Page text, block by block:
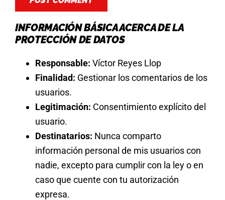
INFORMACIÓN BÁSICA ACERCA DE LA
PROTECCIÓN DE DATOS
Responsable: Víctor Reyes Llop
Finalidad: Gestionar los comentarios de los
usuarios.
Legitimación: Consentimiento explícito del
usuario.
Destinatarios: Nunca comparto
información personal de mis usuarios con
nadie, excepto para cumplir con la ley o en
caso que cuente con tu autorización
expresa.